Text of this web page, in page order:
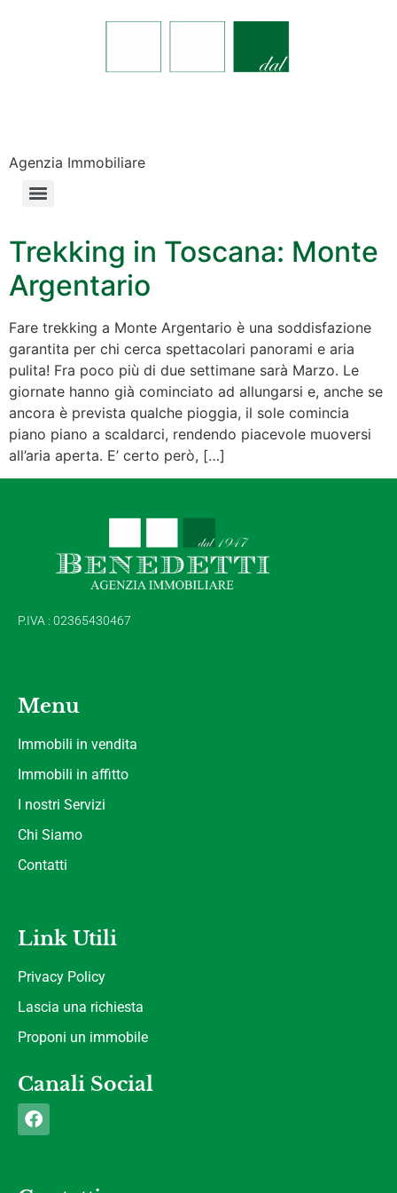
Agenzia Immobiliare
Trekking in Toscana: Monte
Argentario
Fare trekking a Monte Argentario è una soddisfazione
garantita per chi cerca spettacolari panorami e aria
pulita! Fra poco più di due settimane sarà Marzo. Le
giornate hanno già cominciato ad allungarsi e, anche se
ancora è prevista qualche pioggia, il sole comincia
piano piano a scaldarci, rendendo piacevole muoversi
all’aria aperta. E’ certo però, […]
P.IVA : 02365430467
Menu
Immobili in vendita
Immobili in affitto
I nostri Servizi
Chi Siamo
Contatti
Link Utili
Privacy Policy
Lascia una richiesta
Proponi un immobile
Canali Social